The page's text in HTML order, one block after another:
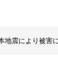
地震により被害